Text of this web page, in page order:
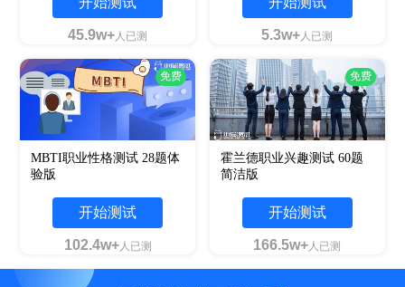
45.9w+人已测 5.3w+人已测
免费
MBTI职业性格测试 28题体
验版
开始测试
102.4w+人已测
免费
霍兰德职业兴趣测试 60题
简洁版
开始测试
166.5w+人已测